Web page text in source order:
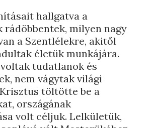
hallgatva a
rádöbbentek, milyen nagy
a Szentlélekre, akitől
életük munkájára.
tudatlanok és
nem vágytak világi
töltötte be a
országának
volt céljuk. Lelkületük,